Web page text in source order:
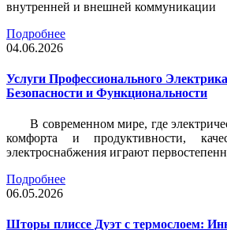
внутренней и внешней коммуникации
Подробнее
04.06.2026
Услуги Профессионального
Безопасности и Функциональности
В современном мире, где
комфорта и продуктивности,
электроснабжения играют
Подробнее
06.05.2026
Шторы плиссе Дуэт с термослоем: